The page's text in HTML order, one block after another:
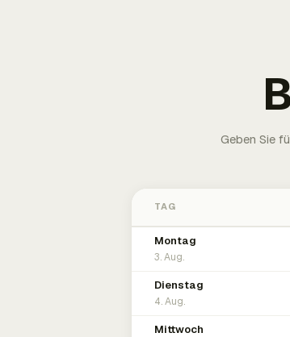
Geben Sie
TAG
Montag
3. Aug.
Dienstag
4. Aug.
Mittwoch